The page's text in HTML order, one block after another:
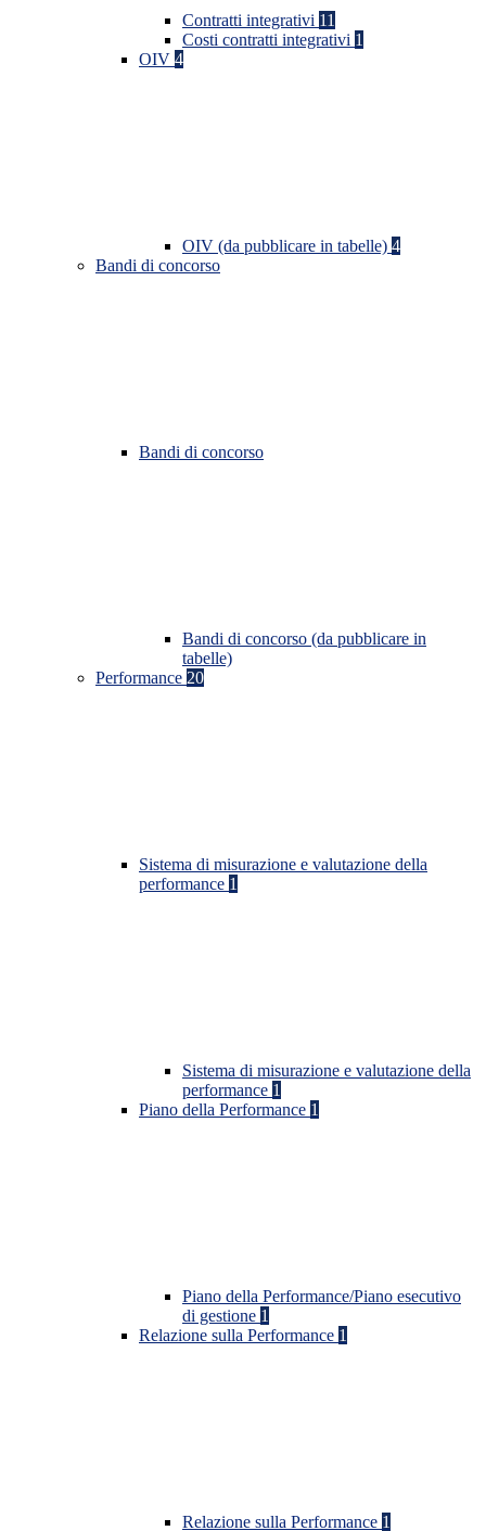
Contratti integrativi 11
Costi contratti integrativi 1
OIV 4
OIV (da pubblicare in tabelle) 4
Bandi di concorso
Bandi di concorso
Bandi di concorso (da pubblicare in
tabelle)
Performance 20
Sistema di misurazione e valutazione della
performance 1
Sistema di misurazione e valutazione della
performance 1
Piano della Performance 1
Piano della Performance/Piano esecutivo
di gestione 1
Relazione sulla Performance 1
Relazione sulla Performance 1